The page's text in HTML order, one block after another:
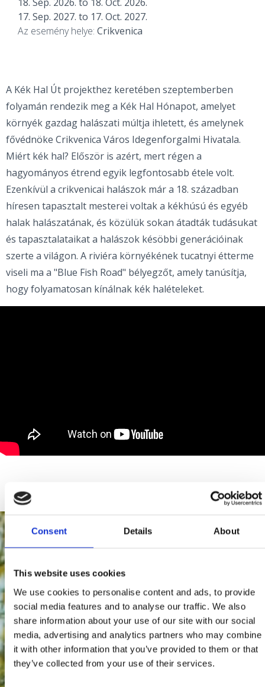
Consent Details About
This website uses cookies
We use cookies to personalise content and ads, to provide
social media features and to analyse our traffic. We also
share information about your use of our site with our social
media, advertising and analytics partners who may combine
it with other information that you’ve provided to them or that
they’ve collected from your use of their services.
17. Sep. 2027. to 17. Oct. 2027.
Az esemény helye: Crikvenica
A Kék Hal Út projekthez keretében szeptemberben
folyamán rendezik meg a Kék Hal Hónapot, amelyet
környék gazdag halászati múltja ihletett, és amelynek
fővédnöke Crikvenica Város Idegenforgalmi Hivatala.
Miért kék hal? Először is azért, mert régen a
hagyományos étrend egyik legfontosabb étele volt.
Ezenkívül a crikvenicai halászok már a 18. században
híresen tapasztalt mesterei voltak a kékhúsú és egyéb
halak halászatának, és közülük sokan átadták tudásukat
és tapasztalataikat a halászok késöbbi generációinak
szerte a világon. A riviéra környékének tucatnyi étterme
viseli ma a "Blue Fish Road" bélyegzőt, amely tanúsítja,
hogy folyamatosan kínálnak kék halételeket.